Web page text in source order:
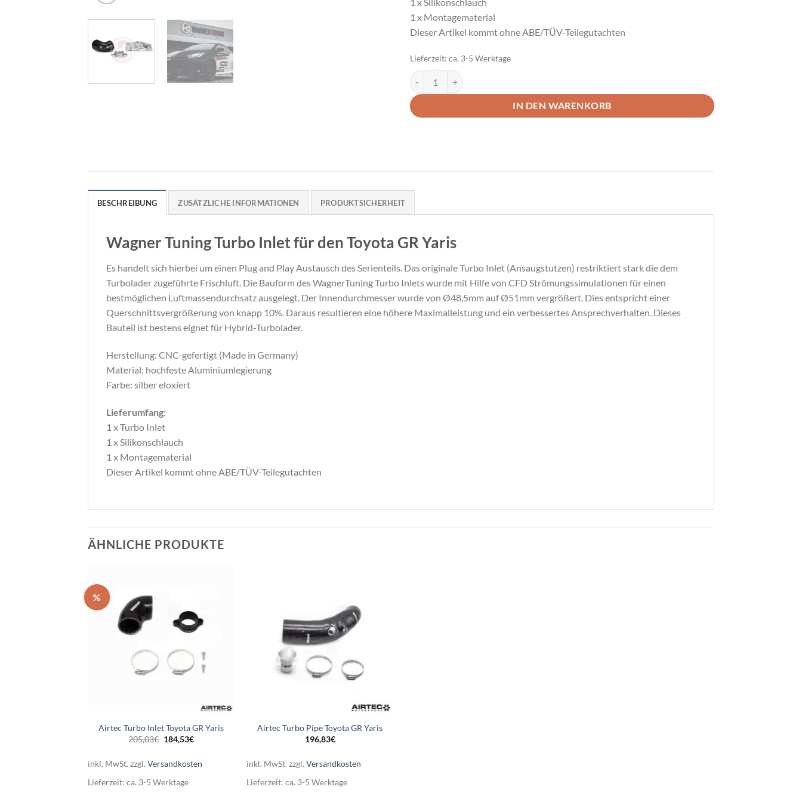
1 x Montagematerial
Dieser Artikel kommt ohne ABE/TÜV-Teilegutachten
Lieferzeit: ca. 3-5 Werktage
Wagner Tuning Turbo Inlet Toyota GR Yaris Menge
IN DEN WARENKORB
BESCHREIBUNG ZUSÄTZLICHE INFORMATIONEN PRODUKTSICHERHEIT
Wagner Tuning Turbo Inlet für den Toyota GR Yaris
Es handelt sich hierbei um einen Plug and Play Austausch des Serienteils. Das originale Turbo Inlet (Ansaugstutzen) restriktiert stark die dem
Turbolader zugeführte Frischluft. Die Bauform des WagnerTuning Turbo Inlets wurde mit Hilfe von CFD Strömungssimulationen für einen
bestmöglichen Luftmassendurchsatz ausgelegt. Der Innendurchmesser wurde von Ø48,5mm auf Ø51mm vergrößert. Dies entspricht einer
Querschnittsvergrößerung von knapp 10%. Daraus resultieren eine höhere Maximalleistung und ein verbessertes Ansprechverhalten. Dieses
Bauteil ist bestens eignet für Hybrid-Turbolader.
Herstellung: CNC-gefertigt (Made in Germany)
Material: hochfeste Aluminiumlegierung
Farbe: silber eloxiert
Lieferumfang:
1 x Turbo Inlet
1 x Silikonschlauch
1 x Montagematerial
Dieser Artikel kommt ohne ABE/TÜV-Teilegutachten
ÄHNLICHE PRODUKTE
%
Airtec Turbo Inlet Toyota GR Yaris
205,03€ Ursprünglicher
Preis
205,03€
184,53€Aktueller
184,53€.
inkl. MwSt. zzgl. Versandkosten
Lieferzeit: ca. 3-5 Werktage
Airtec Turbo Pipe Toyota GR Yaris
196,83€
inkl. MwSt. zzgl.Versandkosten
Lieferzeit:ca. 3-5 Werktage